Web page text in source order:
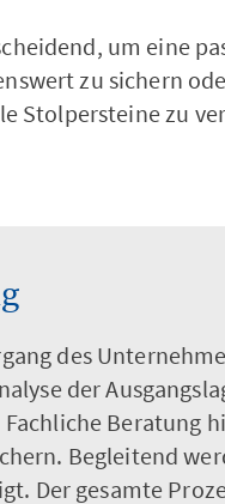
um eine
zu sichern
Stolpersteine zu
des
der
Beratung
Begleitend
Der gesamte